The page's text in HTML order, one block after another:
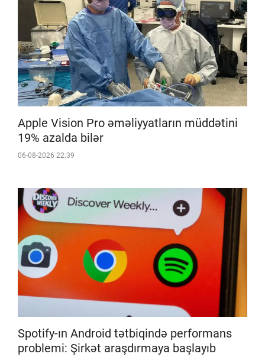
Apple Vision Pro əməliyyatların müddətini
19% azalda bilər
06-08-2026 22:39
Spotify-ın Android tətbiqində performans
problemi: Şirkət araşdırmaya başlayıb